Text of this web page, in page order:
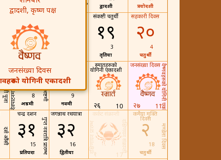
दशमी ११ द्वादशी त्रयोदशी
१७
1
प्रतिपदा
संकष्टी चतुर्थी
१९
3
तृतिया
सहकारी दिवस
२०
4
चतुर्थी
गोरखकाली पूजा
बुधाष्टमी
भलभल अष्टमी
देवपाटनमा त्रिशूलयात्रा२४
8
अष्ठमी
२५
9
नवमी
स्मार्तहरुको
योगिनी एकादशी
२६ 10
द्वादशी, कृष्ण पक्ष
जनसंख्या दिवस
योगिनी एकादशी
जनसंख्या दिवसवैष्णवहरुको योगिनी एकादशी
२७ 11
दर्श औंसी
चन्द्र दर्शन
गुप्त नवरात्रि प्रारम्भ
३१
15
प्रतिपदा
जगन्नाथ रथयात्रा
३२
16
द्वितीया
कर्कट संक्रान्ती
दक्षिणयन संक्रान्ती
दक्षिणायन प्रारम्भ
१ 17
कमैया मुक्ति
दिवस
मण्डेला दिवस
२
18
चतुर्थी